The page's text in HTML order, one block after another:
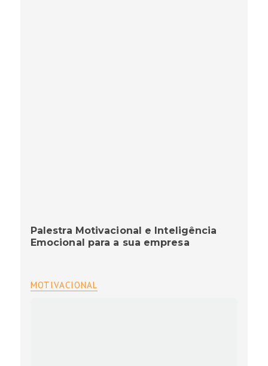
Palestra Motivacional e Inteligência
Emocional para a sua empresa
MOTIVACIONAL